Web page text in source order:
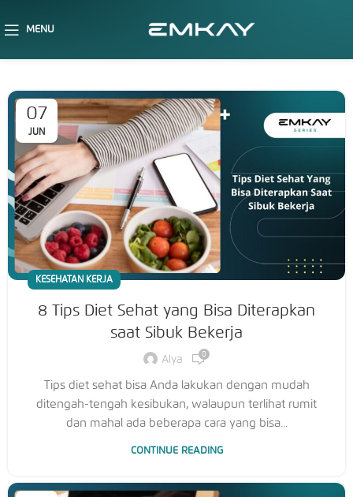
MENU
07
JUN
KESEHATAN KERJA
8 Tips Diet Sehat yang Bisa Diterapkan
saat Sibuk Bekerja
Alya 0
Tips diet sehat bisa Anda lakukan dengan mudah
ditengah-tengah kesibukan, walaupun terlihat rumit
dan mahal ada beberapa cara yang bisa...
CONTINUE READING